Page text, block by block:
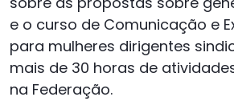
e o curso de Comunicação e
para mulheres dirigentes
mais de 30 horas de
na Federação.